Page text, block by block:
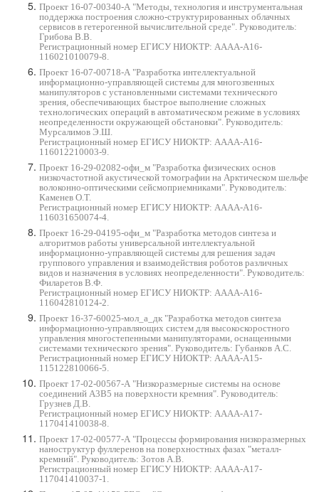
Проект 16-07-00340-А "Методы, технология и инструментальная
поддержка построения сложно-структурированных облачных
сервисов в гетерогенной вычислительной среде". Руководитель:
Грибова В.В.
Регистрационный номер ЕГИСУ НИОКТР: АААА-А16-
116021010079-8.
Проект 16-07-00718-А "Разработка интеллектуальной
информационно-управляющей системы для многозвенных
манипуляторов c установленными системами технического
зрения, обеспечивающих быстрое выполнение сложных
технологических операций в автоматическом режиме в условиях
неопределенности окружающей обстановки". Руководитель:
Мурсалимов Э.Ш.
Регистрационный номер ЕГИСУ НИОКТР: АААА-А16-
116012210003-9.
Проект 16-29-02082-офи_м "Разработка физических основ
низкочастотной акустической томографии на Арктическом шельфе
волоконно-оптическими сейсмоприемниками". Руководитель:
Каменев О.Т.
Регистрационный номер ЕГИСУ НИОКТР: АААА-А16-
116031650074-4.
Проект 16-29-04195-офи_м "Разработка методов синтеза и
алгоритмов работы универсальной интеллектуальной
информационно-управляющей системы для решения задач
группового управления и взаимодействия роботов различных
видов и назначения в условиях неопределенности". Руководитель:
Филаретов В.Ф.
Регистрационный номер ЕГИСУ НИОКТР: АААА-А16-
116042810124-2.
Проект 16-37-60025-мол_а_дк "Разработка методов синтеза
информационно-управляющих систем для высокоскоростного
управления многостепенными манипуляторами, оснащенными
системами технического зрения". Руководитель: Губанков А.С.
Регистрационный номер ЕГИСУ НИОКТР: АААА-А15-
115122810066-5.
Проект 17-02-00567-А "Низкоразмерные системы на основе
соединений А3В5 на поверхности кремния". Руководитель:
Грузнев Д.В.
Регистрационный номер ЕГИСУ НИОКТР: АААА-А17-
117041410038-8.
Проект 17-02-00577-А "Процессы формирования низкоразмерных
наноструктур фуллеренов на поверхностных фазах "металл-
кремний". Руководитель: Зотов А.В.
Регистрационный номер ЕГИСУ НИОКТР: АААА-А17-
117041410037-1.